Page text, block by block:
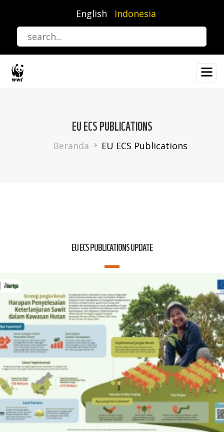
utama
English Indonesia
EU ECS PUBLICATIONS
Breadcrumb
Beranda EU ECS Publications
EU ECS PUBLICATIONS UPDATE